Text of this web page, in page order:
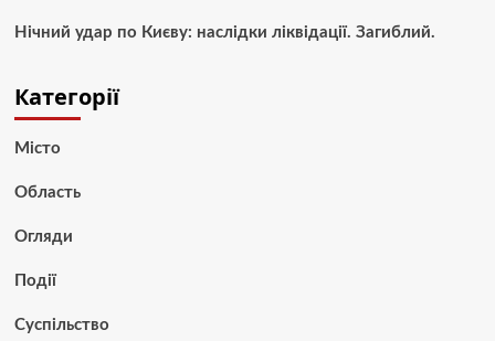
Нічний удар по Києву: наслідки ліквідації. Загиблий.
Категорії
Місто
Область
Огляди
Події
Суспільство